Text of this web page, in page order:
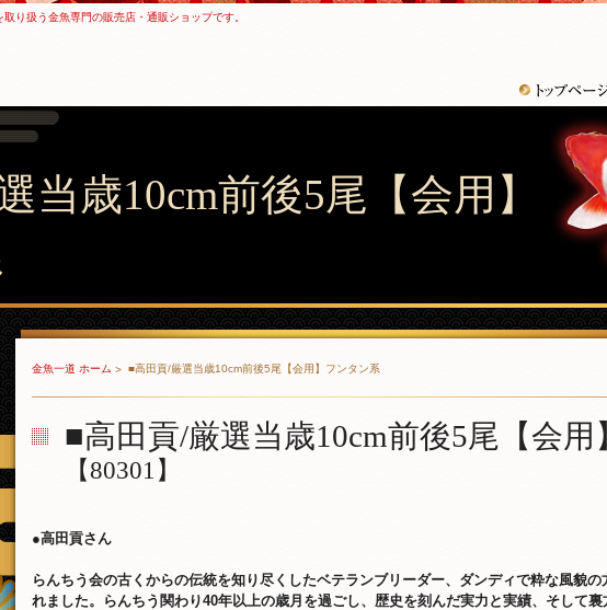
り扱う金魚専門の販売店・通販ショップです。
当歳10cm前後5尾【会用】
金魚一道 ホーム ■高田貢/厳選当歳10cm前後5尾【会用】フンタン系
■高田貢/厳選当歳10cm前後5尾【会
【80301】
●高田貢さん
らんちう会の古くからの伝統を知り尽くしたベテランブリーダー、ダンディで粋な風貌
れました。らんちう関わり40年以上の歳月を過ごし、歴史を刻んだ実力と実績、そして
MENU